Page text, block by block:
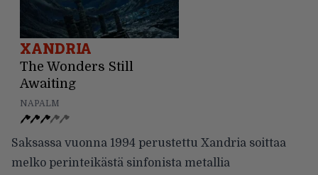
XANDRIA
The Wonders Still
Awaiting
NAPALM
Saksassa vuonna 1994 perustettu Xandria soittaa
melko perinteikästä sinfonista metallia